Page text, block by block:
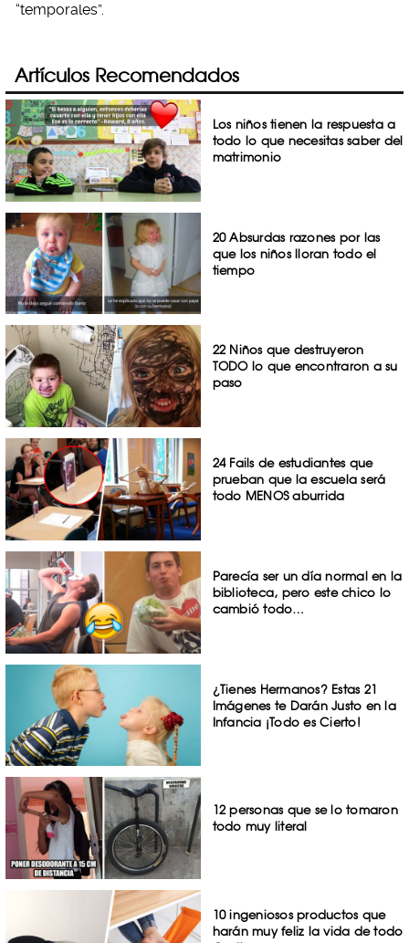
“temporales”.
Artículos Recomendados
Los niños tienen la respuesta a
todo lo que necesitas saber del
matrimonio
20 Absurdas razones por las
que los niños lloran todo el
tiempo
22 Niños que destruyeron
TODO lo que encontraron a su
paso
24 Fails de estudiantes que
prueban que la escuela será
todo MENOS aburrida
Parecía ser un día normal en la
biblioteca, pero este chico lo
cambió todo…
¿Tienes Hermanos? Estas 21
Imágenes te Darán Justo en la
Infancia ¡Todo es Cierto!
12 personas que se lo tomaron
todo muy literal
10 ingeniosos productos que
harán muy feliz la vida de todo